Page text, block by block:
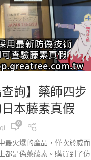
查詢】藥師四步
本藤素真假
0
最火爆的產品，僅次於威而
都是偽藥藤素。購買到了仿